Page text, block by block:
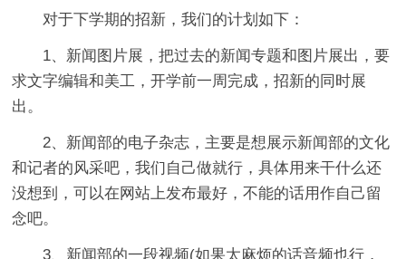
对于下学期的招新，我们的计划如下：
1、新闻图片展，把过去的新闻专题和图片展出，要
求文字编辑和美工，开学前一周完成，招新的同时展
出。
2、新闻部的电子杂志，主要是想展示新闻部的文化
和记者的风采吧，我们自己做就行，具体用来干什么还
没想到，可以在网站上发布最好，不能的话用作自己留
念吧。
3、新闻部的一段视频(如果太麻烦的话音频也行，